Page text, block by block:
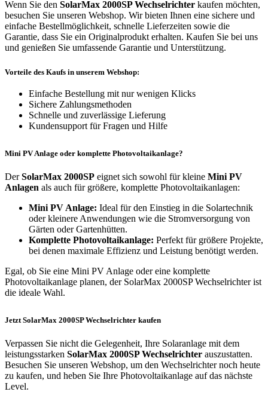
Wenn Sie den SolarMax 2000SP Wechselrichter kaufen möchten,
besuchen Sie unseren Webshop. Wir bieten Ihnen eine sichere und
einfache Bestellmöglichkeit, schnelle Lieferzeiten sowie die
Garantie, dass Sie ein Originalprodukt erhalten. Kaufen Sie bei uns
und genießen Sie umfassende Garantie und Unterstützung.
Vorteile des Kaufs in unserem Webshop:
Einfache Bestellung mit nur wenigen Klicks
Sichere Zahlungsmethoden
Schnelle und zuverlässige Lieferung
Kundensupport für Fragen und Hilfe
Mini PV Anlage oder komplette Photovoltaikanlage?
DerSolarMax 2000SP eignet sich sowohl für kleine Mini PV
Anlagen als auch für größere, komplette Photovoltaikanlagen:
Mini PV Anlage: Ideal für den Einstieg in die Solartechnik
oder kleinere Anwendungen wie die Stromversorgung von
Gärten oder Gartenhütten.
Komplette Photovoltaikanlage: Perfekt für größere Projekte,
bei denen maximale Effizienz und Leistung benötigt werden.
Egal, ob Sie eine Mini PV Anlage oder eine komplette
Photovoltaikanlage planen, der SolarMax 2000SP Wechselrichter ist
die ideale Wahl.
Jetzt SolarMax 2000SP Wechselrichter kaufen
Verpassen Sie nicht die Gelegenheit, Ihre Solaranlage mit dem
leistungsstarken SolarMax 2000SP Wechselrichter auszustatten.
Besuchen Sie unseren Webshop, um den Wechselrichter noch heute
zu kaufen, und heben Sie Ihre Photovoltaikanlage auf das nächste
Level.